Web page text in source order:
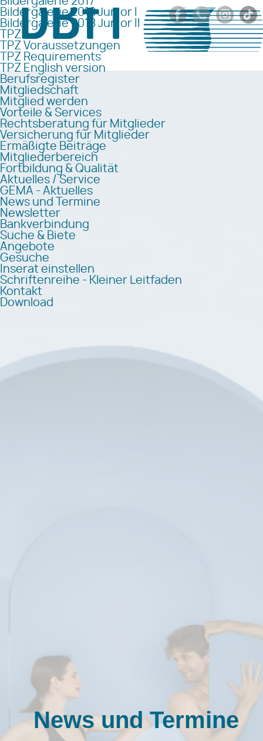
Bildergalerie 2018 Junior I
Bildergalerie 2018 Junior II
TPZ
TPZ Voraussetzungen
TPZ Requirements
TPZ English version
Berufsregister
Mitgliedschaft
Mitglied werden
Vorteile & Services
Rechtsberatung für Mitglieder
Versicherung für Mitglieder
Ermäßigte Beiträge
Mitgliederbereich
Fortbildung & Qualität
Aktuelles / Service
GEMA - Aktuelles
News und Termine
Newsletter
Bankverbindung
Suche & Biete
Angebote
Gesuche
Inserat einstellen
Schriftenreihe - Kleiner Leitfaden
Kontakt
Download
News und Termine